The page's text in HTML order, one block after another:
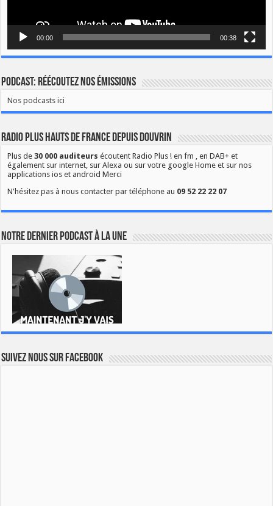
00:00 00:38
Podcast: Réécoutez nos émissions
Nos podcasts ici
Radio Plus Hauts de France depuis Douvrin
Plus de30 000 auditeurs écoutent Radio Plus ! en fm , en DAB+ et
également sur internet, sur Alexa ou sur votre google Home et sur nos
applications ios et android Merci
N'hésitez pas à nous contacter par téléphone au 09 52 22 22 07
Notre dernier podcast à la une
Suivez nous sur Facebook